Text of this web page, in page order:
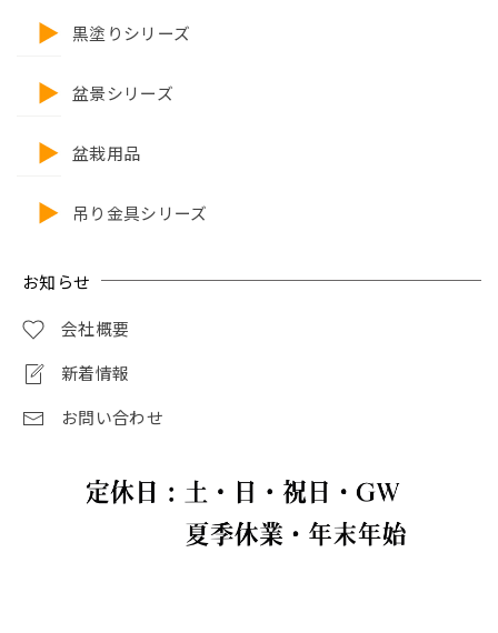
黒塗りシリーズ
盆景シリーズ
盆栽用品
吊り金具シリーズ
お知らせ
会社概要
新着情報
お問い合わせ